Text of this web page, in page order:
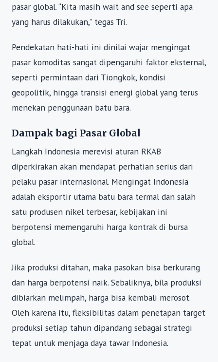
pasar global. “Kita masih wait and see seperti apa
yang harus dilakukan,” tegas Tri.
Pendekatan hati-hati ini dinilai wajar mengingat
pasar komoditas sangat dipengaruhi faktor eksternal,
seperti permintaan dari Tiongkok, kondisi
geopolitik, hingga transisi energi global yang terus
menekan penggunaan batu bara.
Dampak bagi Pasar Global
Langkah Indonesia merevisi aturan RKAB
diperkirakan akan mendapat perhatian serius dari
pelaku pasar internasional. Mengingat Indonesia
adalah eksportir utama batu bara termal dan salah
satu produsen nikel terbesar, kebijakan ini
berpotensi memengaruhi harga kontrak di bursa
global.
Jika produksi ditahan, maka pasokan bisa berkurang
dan harga berpotensi naik. Sebaliknya, bila produksi
dibiarkan melimpah, harga bisa kembali merosot.
Oleh karena itu, fleksibilitas dalam penetapan target
produksi setiap tahun dipandang sebagai strategi
tepat untuk menjaga daya tawar Indonesia.